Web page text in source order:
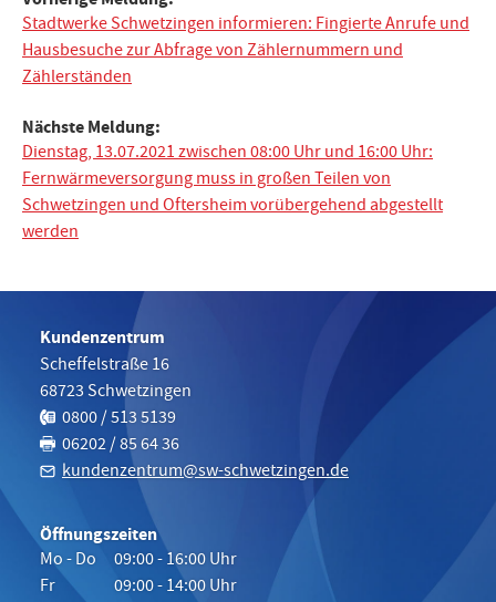
Stadtwerke Schwetzingen informieren: Fingierte Anrufe und
Hausbesuche zur Abfrage von Zählernummern und
Zählerständen
Nächste Meldung:
Dienstag, 13.07.2021 zwischen 08:00 Uhr und 16:00 Uhr:
Fernwärmeversorgung muss in großen Teilen von
Schwetzingen und Oftersheim vorübergehend abgestellt
werden
Kundenzentrum
Scheffelstraße 16
68723Schwetzingen
Telefon:
0800 / 513 5139
Fax:06202 / 85 64 36
kundenzentrum@sw-schwetzingen.de
Öffnungszeiten
Mo - Do
09:00 - 16:00 Uhr
Fr
09:00 - 14:00 Uhr